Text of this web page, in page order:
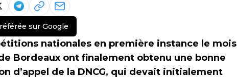
sur Google
nationales en première instance le mois
Bordeaux ont finalement obtenu une bonne
d’appel de la DNCG, qui devait initialement